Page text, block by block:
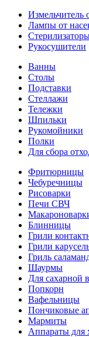
Измельчитель
Лампы от
Рукосушители
Ванны
Столы
Подставки
Стеллажи
Тележки
Шпильки
Рукомойники
Полки
Для сбора
Фритюрницы
Чебуречницы
Рисоварки
Печи СВЧ
Блинницы
Грили
Грили
Гриль
Шаурмы
Для сахарной
Попкорн
Вафельницы
Пончиковые
Мармиты
Аппараты для